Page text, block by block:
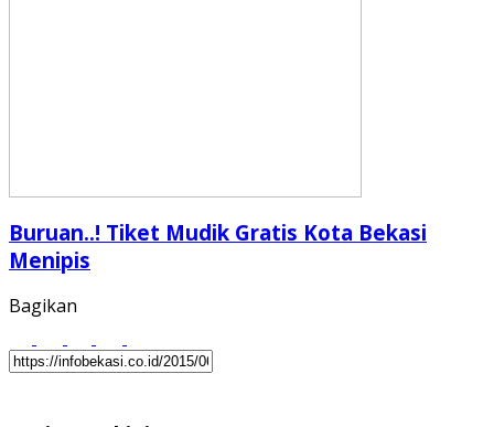
Buruan..! Tiket Mudik Gratis Kota Bekasi
Menipis
Bagikan